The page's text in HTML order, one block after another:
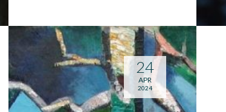
24
APR
2024